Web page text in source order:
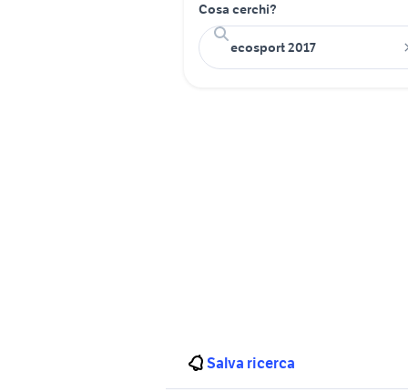
Cosa cerchi?
Salva ricerca